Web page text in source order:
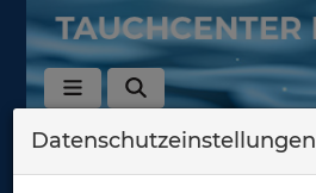
Zurück
Datenschutzeinstellungen